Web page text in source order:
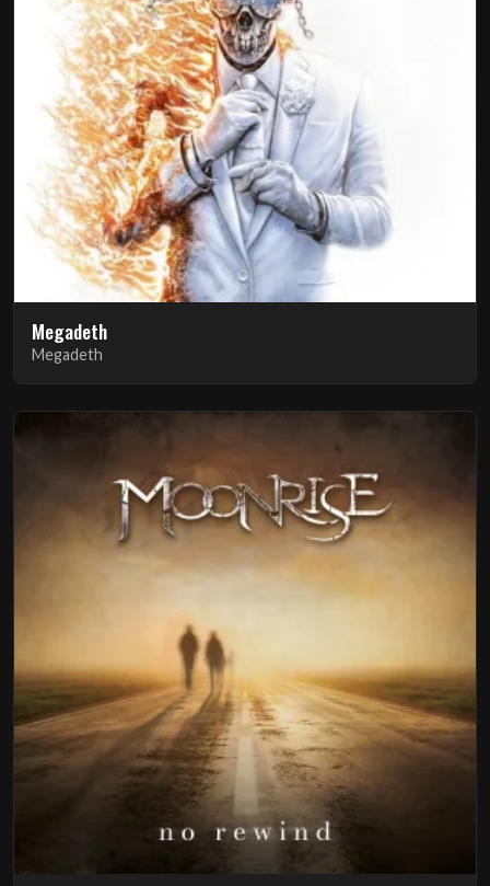
Megadeth
Megadeth